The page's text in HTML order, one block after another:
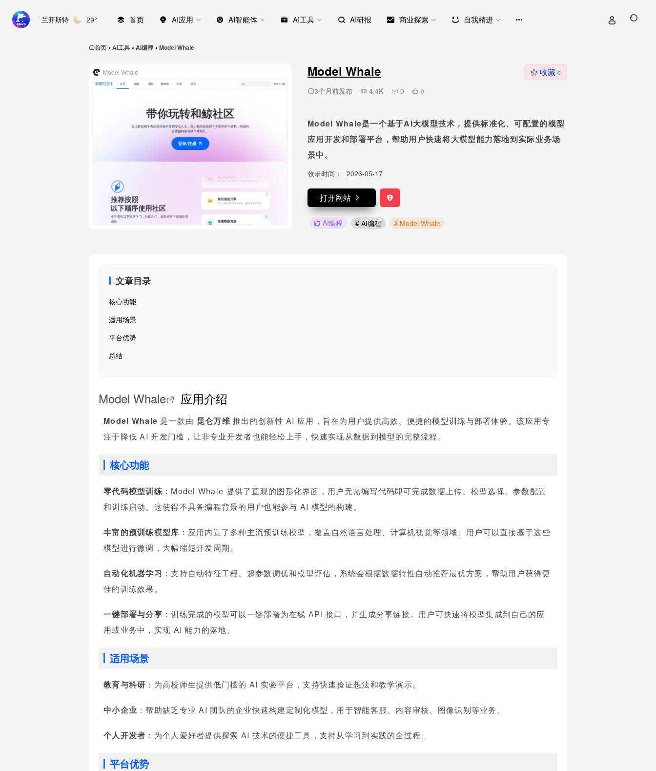
兰开斯特 29° 首页 AI应用 AI智能体 AI工具 AI研报 商业探索 自我精进
首页 • AI工具 • AI编程 • Model Whale
Model Whale
3个月前发布 4.4K 0 0
收藏 0
Model Whale是一个基于AI大模型技术，提供标准化、可配置的模型
应用开发和部署平台，帮助用户快速将大模型能力落地到实际业务场
景中。
收录时间： 2026-05-17
打开网站
AI编程 # AI编程 # Model Whale
Model Whale
文章目录
核心功能
适用场景
平台优势
总结
Model Whale 应用介绍
Model Whale 是一款由 昆仑万维 推出的创新性 AI 应用，旨在为用户提供高效、便捷的模型训练与部署体验。该应用专
注于降低 AI 开发门槛，让非专业开发者也能轻松上手，快速实现从数据到模型的完整流程。
核心功能
零代码模型训练 ：Model Whale 提供了直观的图形化界面，用户无需编写代码即可完成数据上传、模型选择、参数配置
和训练启动。这使得不具备编程背景的用户也能参与 AI 模型的构建。
丰富的预训练模型库 ：应用内置了多种主流预训练模型，覆盖自然语言处理、计算机视觉等领域。用户可以直接基于这些
模型进行微调，大幅缩短开发周期。
自动化机器学习 ：支持自动特征工程、超参数调优和模型评估，系统会根据数据特性自动推荐最优方案，帮助用户获得更
佳的训练效果。
一键部署与分享 ：训练完成的模型可以一键部署为在线 API 接口，并生成分享链接。用户可快速将模型集成到自己的应
用或业务中，实现 AI 能力的落地。
适用场景
教育与科研 ：为高校师生提供低门槛的 AI 实验平台，支持快速验证想法和教学演示。
中小企业 ：帮助缺乏专业 AI 团队的企业快速构建定制化模型，用于智能客服、内容审核、图像识别等业务。
个人开发者 ：为个人爱好者提供探索 AI 技术的便捷工具，支持从学习到实践的全过程。
平台优势